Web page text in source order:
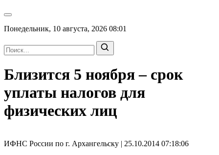
Понедельник, 10 августа, 2026 08:01
Близится 5 ноября – срок
уплаты налогов для
физических лиц
ИФНС России по г. Архангельску | 25.10.2014 07:18:06